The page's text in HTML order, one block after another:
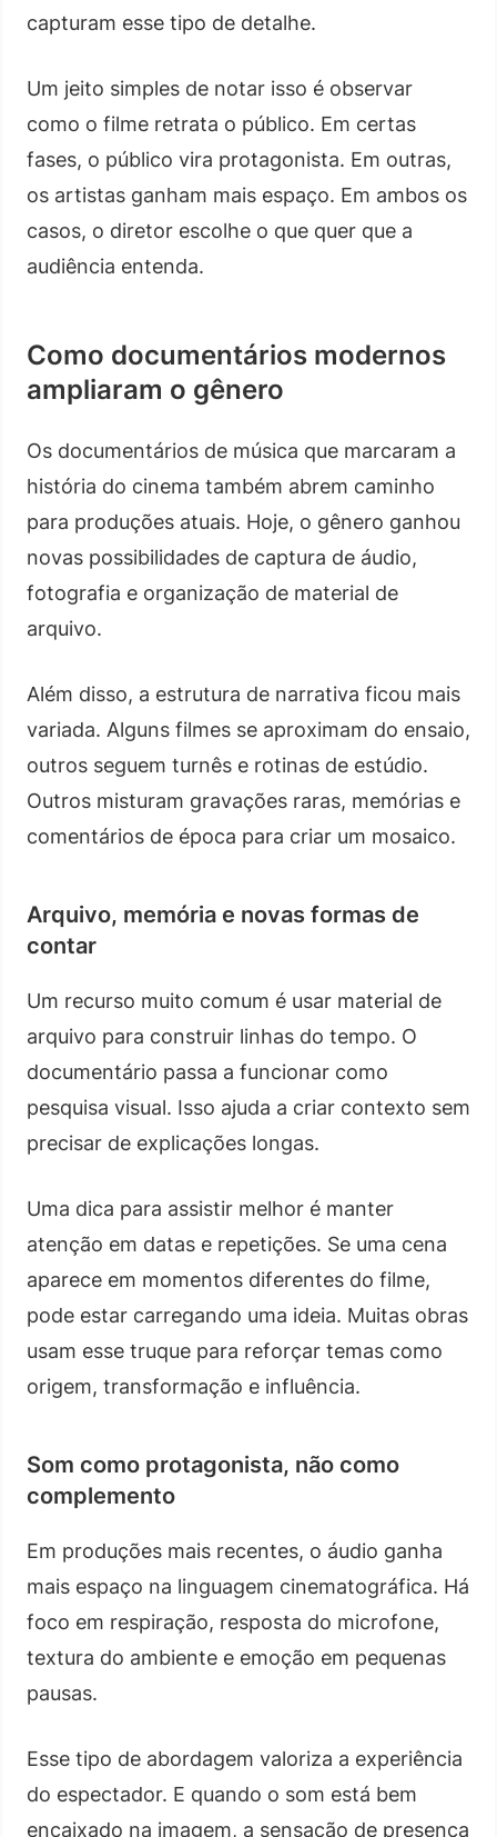
capturam esse tipo de detalhe.
Um jeito simples de notar isso é observar
como o filme retrata o público. Em certas
fases, o público vira protagonista. Em outras,
os artistas ganham mais espaço. Em ambos os
casos, o diretor escolhe o que quer que a
audiência entenda.
Como documentários modernos
ampliaram o gênero
Os documentários de música que marcaram a
história do cinema também abrem caminho
para produções atuais. Hoje, o gênero ganhou
novas possibilidades de captura de áudio,
fotografia e organização de material de
arquivo.
Além disso, a estrutura de narrativa ficou mais
variada. Alguns filmes se aproximam do ensaio,
outros seguem turnês e rotinas de estúdio.
Outros misturam gravações raras, memórias e
comentários de época para criar um mosaico.
Arquivo, memória e novas formas de
contar
Um recurso muito comum é usar material de
arquivo para construir linhas do tempo. O
documentário passa a funcionar como
pesquisa visual. Isso ajuda a criar contexto sem
precisar de explicações longas.
Uma dica para assistir melhor é manter
atenção em datas e repetições. Se uma cena
aparece em momentos diferentes do filme,
pode estar carregando uma ideia. Muitas obras
usam esse truque para reforçar temas como
origem, transformação e influência.
Som como protagonista, não como
complemento
Em produções mais recentes, o áudio ganha
mais espaço na linguagem cinematográfica. Há
foco em respiração, resposta do microfone,
textura do ambiente e emoção em pequenas
pausas.
Esse tipo de abordagem valoriza a experiência
do espectador. E quando o som está bem
encaixado na imagem, a sensação de presença